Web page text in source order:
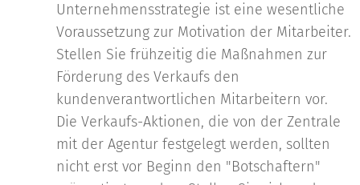
Unternehmensstrategie ist eine wesentliche
Voraussetzung zur Motivation der Mitarbeiter.
Stellen Sie frühzeitig die Maßnahmen zur
Förderung des Verkaufs den
kundenverantwortlichen Mitarbeitern vor.
Die Verkaufs-Aktionen, die von der Zentrale
mit der Agentur festgelegt werden, sollten
nicht erst vor Beginn den "Botschaftern"